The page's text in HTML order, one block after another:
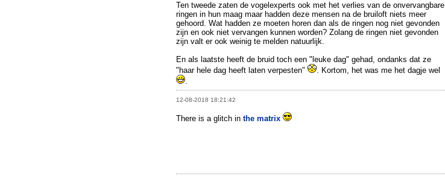
Ten tweede zaten de vogelexperts ook met het verlies van de onvervangbare
ringen in hun maag maar hadden deze mensen na de bruiloft niets meer
gehoord. Wat hadden ze moeten horen dan als de ringen nog niet gevonden
zijn en ook niet vervangen kunnen worden? Zolang de ringen niet gevonden
zijn valt er ook weinig te melden natuurlijk.
En als laatste heeft de bruid toch een "leuke dag" gehad, ondanks dat ze
"haar hele dag heeft laten verpesten"
. Kortom, het was me het dagje wel
.
12-08-2018 18:21:42
There is a glitch in the matrix